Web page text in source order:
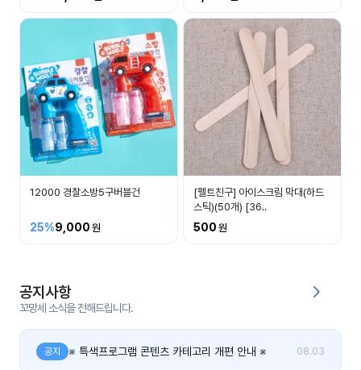
니
티
공지
사항
이벤
트
우리
들의
후기
게시
그
12000 경찰소방5구버블건
25%9,000
[펠트친구] 아이스크림 막대(하드
스틱)(50개) [36..
500
공지사항
꼬망세 소식을 전해드립니다.
공지 ※ 특색프로그램 콘텐츠 카테고리 개편 안내 ※ 08.03